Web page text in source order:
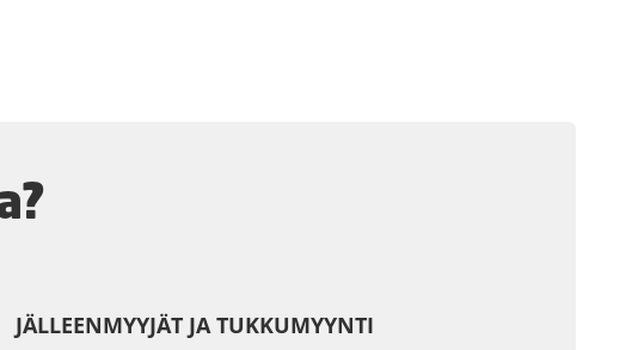
JÄLLEENMYYJÄT JA TUKKUMYYNTI